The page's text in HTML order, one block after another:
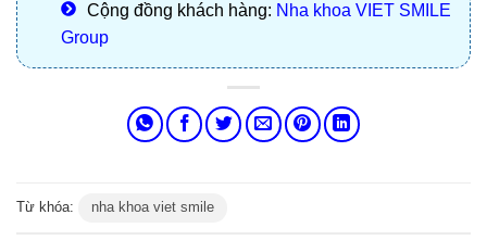
Cộng đồng khách hàng: Nha khoa VIET SMILE
Group
Từ khóa: nha khoa viet smile